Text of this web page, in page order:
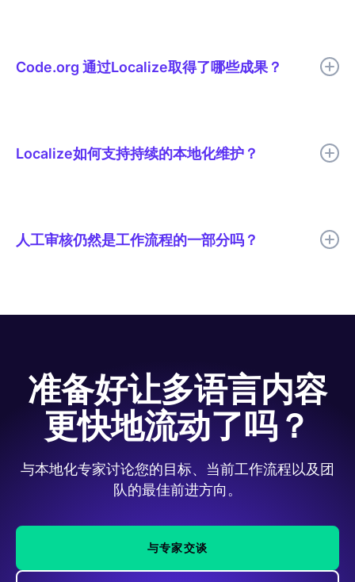
发现翻译错误的编码术语。共享的词汇表确保了“循环”和“函数”等
词语在 Code.org 支持的所有 29 种语言中保持一致。
Code.org 通过Localize取得了哪些成果？
Localize如何支持持续的本地化维护？
人工审核仍然是工作流程的一部分吗？
现。
准备好让多语言内容
更快地流动了吗？
与本地化专家讨论您的目标、当前工作流程以及团
队的最佳前进方向。
与专家交谈